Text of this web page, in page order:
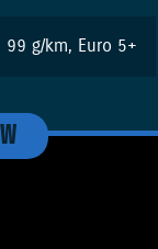
99 g/km, Euro 5+